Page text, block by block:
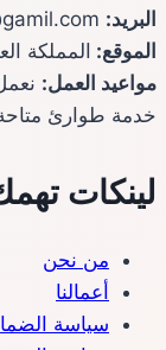
البريد:
الموقع: المملكة
مواعيد العمل: نعمل على
خدمة طوارئ
لينكات
من نحن
أعمالنا
سياسة